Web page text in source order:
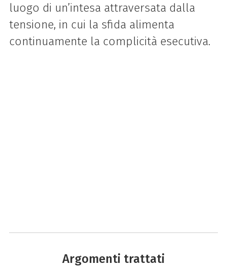
luogo di un’intesa attraversata dalla
tensione, in cui la sfida alimenta
continuamente la complicità esecutiva.
Argomenti trattati